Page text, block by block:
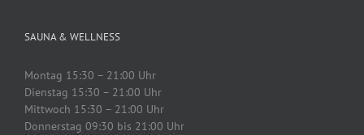
SAUNA & WELLNESS
Montag 15:30 – 21:00 Uhr
Dienstag 15:30 – 21:00 Uhr
Mittwoch 15:30 – 21:00 Uhr
Donnerstag 09:30 bis 21:00 Uhr